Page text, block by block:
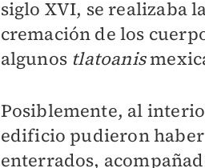
siglo XVI, se realizaba
cremación de los
algunos tlatoanis
Posiblemente, al
edificio pudieron
enterrados,